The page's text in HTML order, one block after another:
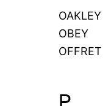
OAKLEY
OBEY
OFFRET